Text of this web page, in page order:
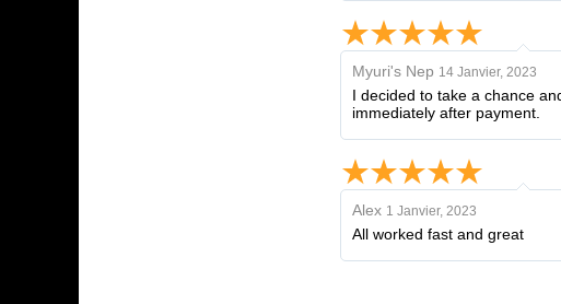
Myuri's Nep 14 Janvier, 2023
I decided to take a chance
immediately after payment.
Alex 1 Janvier, 2023
All worked fast and great